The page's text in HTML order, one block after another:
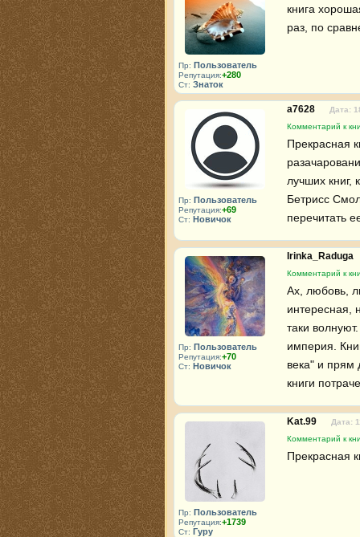
Пр: Пользователь
Репутация:+280
Ст: Знаток
книга
раз, по
Пр: Пользователь
Репутация:+69
Ст: Новичок
a7628
Дата:
Комментарий к
Прекрасная
лучших книг,
Бетрисс
перечитать
Пр: Пользователь
Репутация:+70
Ст: Новичок
Irinka_Raduga
Комментарий к
Ах, любовь,
интересная,
таки
империя.
века" и прям
книги
Пр: Пользователь
Репутация:+1739
Ст: Гуру
Kat.99
Дата:
Комментарий к
Прекрасная